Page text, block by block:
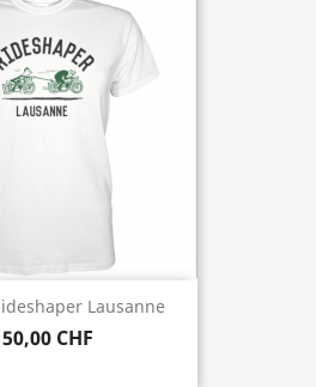
Lausanne
50,00 CHF